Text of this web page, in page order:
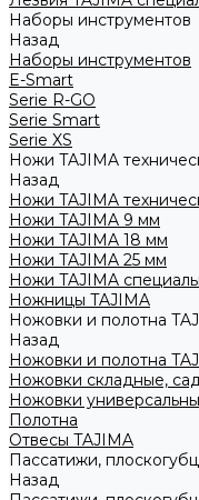
Наборы инструментов
Назад
Наборы инструментов
E-Smart
Serie R-GO
Serie Smart
Serie XS
Ножи TAJIMA
Назад
Ножи TAJIMA
Ножи TAJIMA 9 мм
Ножи TAJIMA 18 мм
Ножи TAJIMA 25 мм
Ножи TAJIMA
Ножницы TAJIMA
Ножовки и полотна
Назад
Ножовки и полотна
Ножовки складные,
Ножовки
Полотна
Отвесы TAJIMA
Пассатижи,
Назад